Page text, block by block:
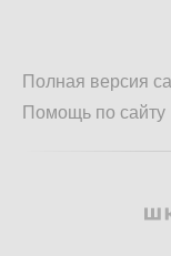
Полная версия
Помощь по сайту